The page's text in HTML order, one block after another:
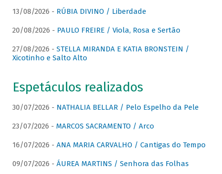
13/08/2026 - RÚBIA DIVINO / Liberdade
20/08/2026 - PAULO FREIRE / Viola, Rosa e Sertão
27/08/2026 - STELLA MIRANDA E KATIA BRONSTEIN /
Xicotinho e Salto Alto
Espetáculos realizados
30/07/2026 - NATHALIA BELLAR / Pelo Espelho da Pele
23/07/2026 - MARCOS SACRAMENTO / Arco
16/07/2026 - ANA MARIA CARVALHO / Cantigas do Tempo
09/07/2026 - ÁUREA MARTINS / Senhora das Folhas